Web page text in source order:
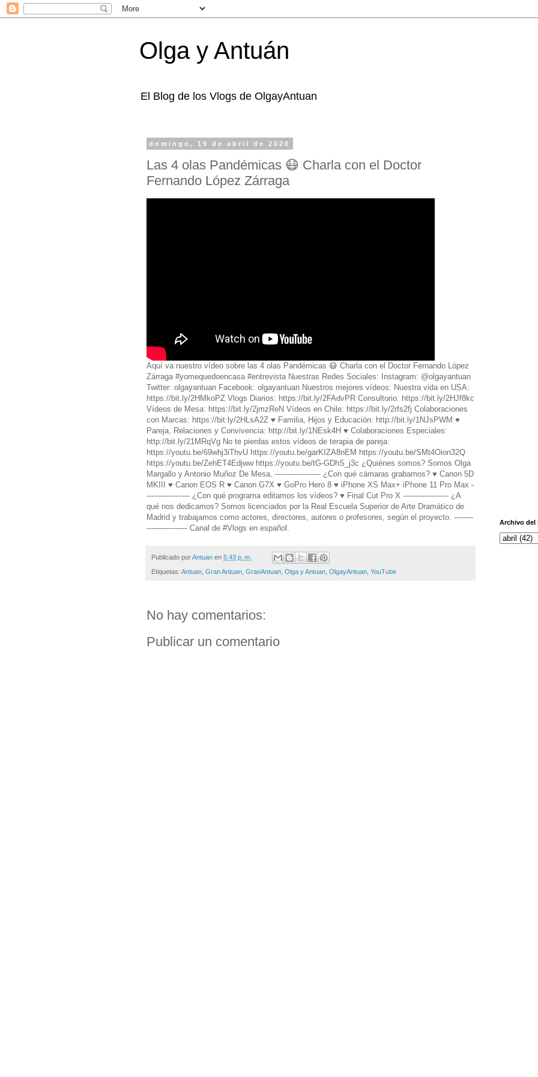
Olga y Antuán
El Blog de los Vlogs de OlgayAntuan
domingo, 19 de abril de 2020
Las 4 olas Pandémicas 😷 Charla con el Doctor
Fernando López Zárraga
Aquí va nuestro vídeo sobre las 4 olas Pandémicas 😷 Charla con el Doctor Fernando López
Zárraga #yomequedoencasa #entrevista Nuestras Redes Sociales: Instagram: @olgayantuan
Twitter: olgayantuan Facebook: olgayantuan Nuestros mejores vídeos: Nuestra vida en USA:
https://bit.ly/2HMkoPZ Vlogs Diarios: https://bit.ly/2FAdvPR Consultorio: https://bit.ly/2HJf8kc
Vídeos de Mesa: https://bit.ly/2jmzReN Vídeos en Chile: https://bit.ly/2rfs2fj Colaboraciones
con Marcas: https://bit.ly/2HLsA2Z ♥️ Familia, Hijos y Educación: http://bit.ly/1NJsPWM ♥️
Pareja, Relaciones y Convivencia: http://bit.ly/1NEsk4H ♥️ Colaboraciones Especiales:
http://bit.ly/21MRqVg No te pierdas estos vídeos de terapia de pareja:
https://youtu.be/69whj3iThvU https://youtu.be/garKIZA8nEM https://youtu.be/SMt4Oion32Q
https://youtu.be/ZehET4Edjww https://youtu.be/tG-GDhS_j3c ¿Quiénes somos? Somos Olga
Margallo y Antonio Muñoz De Mesa. ------------------- ¿Con qué cámaras grabamos? ♥️ Canon 5D
MKIII ♥️ Canon EOS R ♥️ Canon G7X ♥️ GoPro Hero 8 ♥️ iPhone XS Max+ iPhone 11 Pro Max -
------------------ ¿Con qué programa editamos los vídeos? ♥️ Final Cut Pro X ------------------- ¿A
qué nos dedicamos? Somos licenciados por la Real Escuela Superior de Arte Dramático de
Madrid y trabajamos como actores, directores, autores o profesores, según el proyecto. --------
----------------- Canal de #Vlogs en español.
Publicado porAntuan en 5:43 p. m.
Etiquetas: Antuan Gran Antuan GranAntuan Olga y Antuan OlgayAntuan YouTube
No hay comentarios:
Publicar un comentario
Archivo del